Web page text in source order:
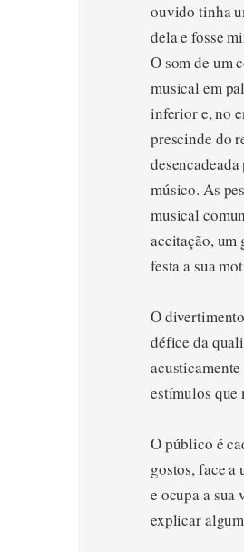
ouvido tinha
dela e fosse
O som de um
musical em
inferior e, no
prescinde do
músico. As
musical
aceitação, um
festa a sua
O
défice da
estímulos que
O público é
gostos, face a
e ocupa a sua
explicar